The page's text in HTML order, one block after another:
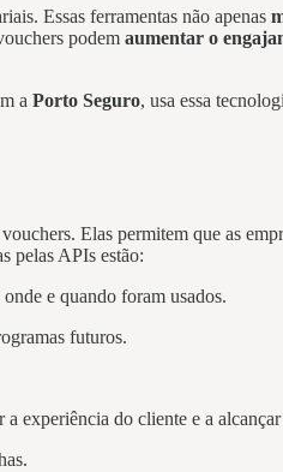
Essas ferramentas não apenas
podem aumentar o
a Porto Seguro, usa essa
Elas permitem que as
pelas APIs estão:
e quando foram usados.
futuros.
a experiência do cliente e a